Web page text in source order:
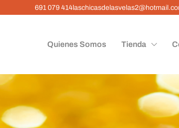
691 079 414
Quienes Somos Tienda